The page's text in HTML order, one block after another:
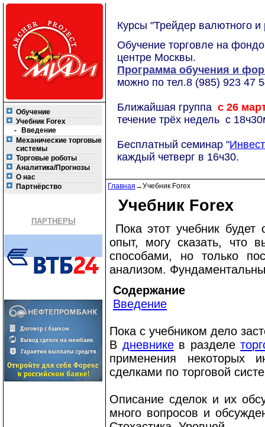
Обучение
Учебник Forex
-
Введение
Механические торговые
системы
Торговые роботы
Аналитика/Прогнозы
О нас
Партнёрство
ПАРТНЕРЫ
Курсы "Трейдер валютного и
Обучение торговле на
центре Москвы.
Программа обучения и
можно по тел.8 (985) 923 47
Ближайшая группа с 26
течение трёх недель с
Бесплатный семинар "
каждый четверг в 16ч30.
Главная →Учебник Forex
Учебник Forex
Пока этот учебник
опыт, могу сказать, что
способами, но только
анализом.
Содержание
Введение
Пока с учебником дело
В дневникев разделе
применения некоторых
сделками по торговой
Описание сделок и их
много вопросов и